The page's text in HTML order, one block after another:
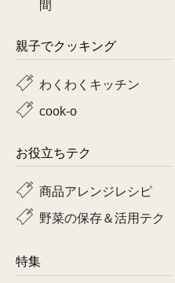
間
親子でクッキング
わくわくキッチン
cook-o
お役立ちテク
商品アレンジレシピ
野菜の保存＆活用テク
特集